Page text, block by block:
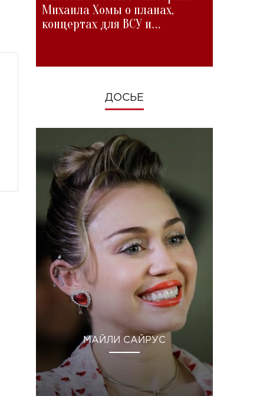
Михаила Хомы о планах,
концертах для ВСУ и
ДОСЬЕ
МАЙЛИ САЙРУС